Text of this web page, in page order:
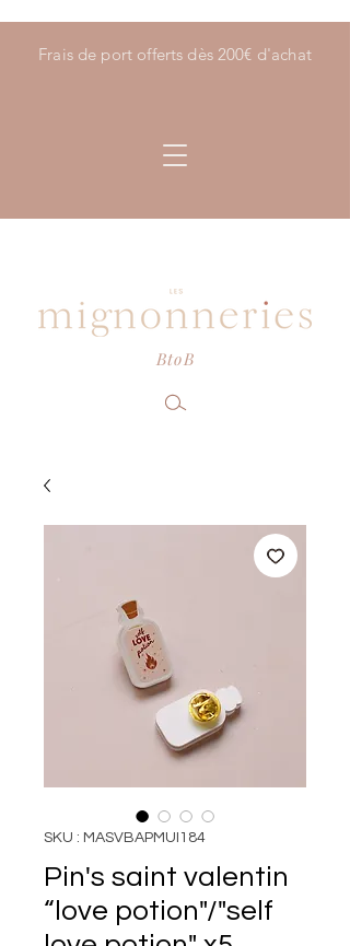
Frais de port offerts dès 200€ d'achat
BtoB
SKU : MASVBAPMUI184
Pin's saint valentin
“love potion"/"self